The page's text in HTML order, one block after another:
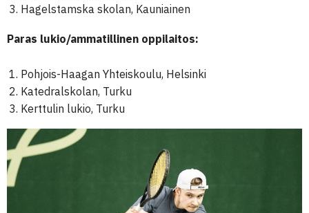
Hagelstamska skolan, Kauniainen
Paras lukio/ammatillinen oppilaitos:
Pohjois-Haagan Yhteiskoulu, Helsinki
Katedralskolan, Turku
Kerttulin lukio, Turku